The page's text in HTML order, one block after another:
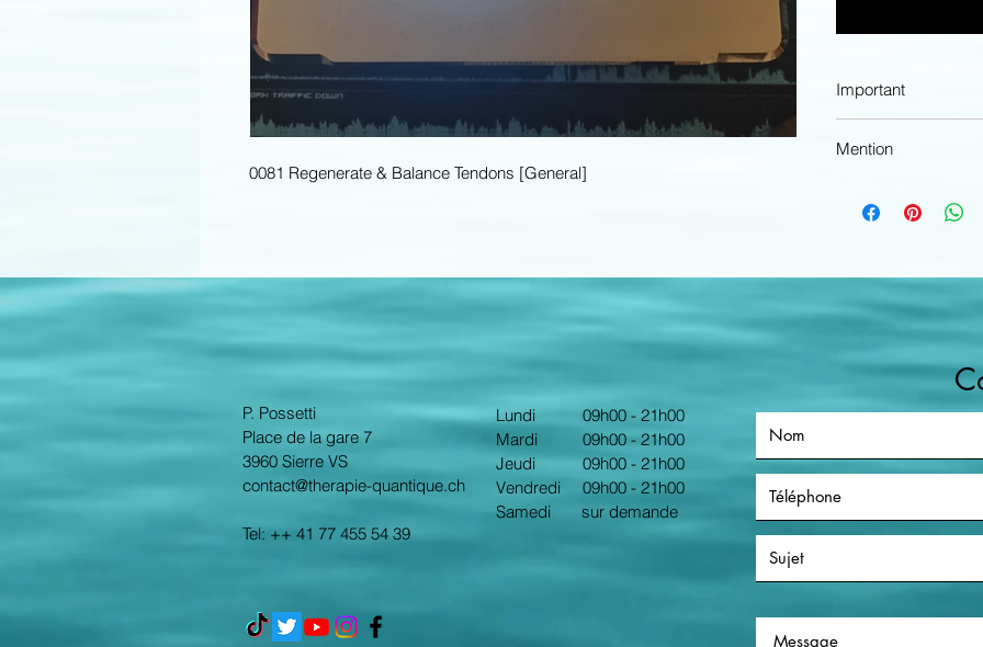
0081 Regenerate & Balance Tendons [General]
Important
Thérapie-
avec votre numéro
Mention
sont pas
et des produits de
médical. Spooky
l’atténuation de
chez les êtres
affecter le
humain dans son
avec votre santé,
P. Possetti
Place de la gare 7
3960 Sierre VS
contact@therapie-quantique.ch
Tel: ++ 41 77 455 54 39
Lundi
Mardi
Jeudi
Vendredi
Samedi sur demande
09h00 - 21h00
09h00 - 21h00
09h00 - 21h00
09h00 - 21h00